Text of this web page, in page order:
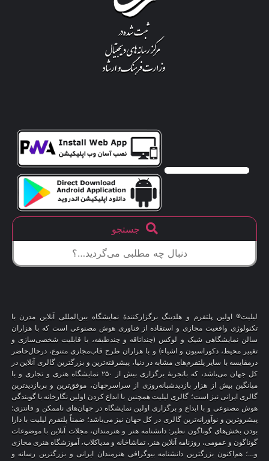
جستجو
لیلیت® اولین پلتفرم و هلدینگ برگزارکنندهٔ نمایشگاه بین‌المللی آنلاین مدرن با
تکنولوژی واقعیت مجازی و استفاده از فناوری هوش مصنوعی است که با هزاران
سالن نمایشگاهی شیک و لوکس (چنداتاقه و چندطبقه، با قابلیت شخصی‌سازی و
تغییر محیط، دکوراسیون و اشیاء) و با هزاران طرح قاب‌مجازی متنوع، درحال‌حاضر
درمقایسه با سایر پلتفرم‌های مشابه در دنیا، پیشرفته‌ترین و بزرگترین گالری آنلاین در
کل جهان می‌باشد، که باتجربهٔ برگزاری بیش از ۲۵۰ نمایشگاه هنری و تجاری و با
میانگین بیش از هزار بازدیدشبانه‌روزی از سراسرجهان، موفق‌ترین و پربازدیدترین
گالری ایرانی نیز است؛ گالری لیلیت همچنین با ابداع کردن اولین نگارخانه با گویندگی
هوش مصنوعی و با ابداع و برگزاری اولین نمایشگاه در جهان‌های ناممکن و فانتزی؛
پیشروترین و نوآورانه‌ترین گالری در کل جهان نیز می‌باشد؛ ضمناً پلتفرم لیلیت با دارا
بودن بخش‌های گوناگون نظیر: دانشنامه هنر و هنرمندان، مجلات آنلاین با موضوعات
گوناگون و عمومی، روزنامه آنلاین هنر، تماشاخانه و مدیاکلاب، آموزشگاه هنری مجازی
و…؛ هم‌اکنون بزرگترین دانشنامه بیوگرافی هنرمندان ایرانی و بزرگترین رسانه و